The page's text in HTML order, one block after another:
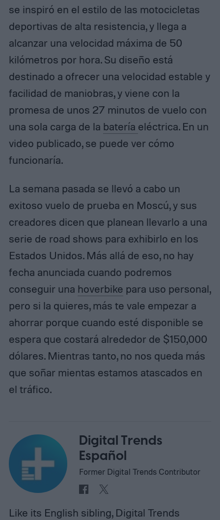
se inspiró en el estilo de las motocicletas
deportivas de alta resistencia, y llega a
alcanzar una velocidad máxima de 50
kilómetros por hora. Su diseño está
destinado a ofrecer una velocidad estable y
facilidad de maniobras, y viene con la
promesa de unos 27 minutos de vuelo con
una sola carga de la batería eléctrica. En un
video publicado, se puede ver cómo
funcionaría.
La semana pasada se llevó a cabo un
exitoso vuelo de prueba en Moscú, y sus
creadores dicen que planean llevarlo a una
serie de road shows para exhibirlo en los
Estados Unidos. Más allá de eso, no hay
fecha anunciada cuando podremos
conseguir una hoverbike para uso personal,
pero si la quieres, más te vale empezar a
ahorrar porque cuando esté disponible se
espera que costará alrededor de $150,000
dólares. Mientras tanto, no nos queda más
que soñar mientas estamos atascados en
el tráfico.
Digital Trends
Español
Former Digital Trends Contributor
Like its English sibling, Digital Trends